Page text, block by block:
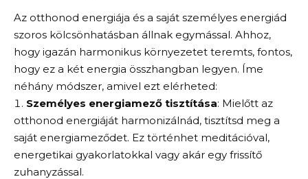
Az otthonod energiája és a saját személyes energiád
szoros kölcsönhatásban állnak egymással. Ahhoz,
hogy igazán harmonikus környezetet teremts, fontos,
hogy ez a két energia összhangban legyen. Íme
néhány módszer, amivel ezt elérheted:
Személyes energiamező tisztítása: Mielőtt az
otthonod energiáját harmonizálnád, tisztítsd meg a
saját energiameződet. Ez történhet meditációval,
energetikai gyakorlatokkal vagy akár egy frissítő
zuhanyzással.